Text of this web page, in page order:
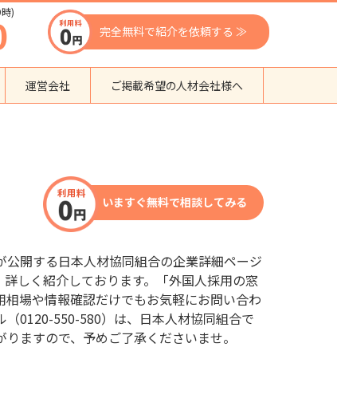
)
完全無料で紹介を依頼する ≫
登録支援機関
外国人紹介会社
外国人派遣会社
行政書士事務所
送り出し機関
運営会社 ご掲載希望の人材会社様へ
いますぐ無料で相談してみる
開する日本人材協同組合の企業詳細ページ
しく紹介しております。「外国人採用の窓
場や情報確認だけでもお気軽にお問い合わ
0120-550-580）は、日本人材協同組合で
ますので、予めご了承くださいませ。